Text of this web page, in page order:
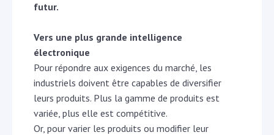
futur.
Vers une plus grande intelligence
électronique
Pour répondre aux exigences du marché, les
industriels doivent être capables de diversifier
leurs produits. Plus la gamme de produits est
variée, plus elle est compétitive.
Or, pour varier les produits ou modifier leur